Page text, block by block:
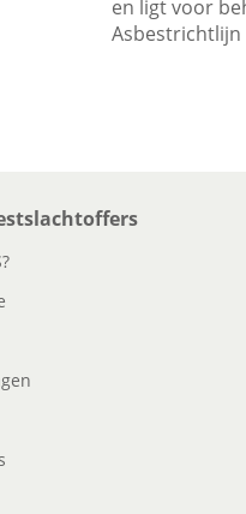
en ligt voor
Asbestrichtlijn